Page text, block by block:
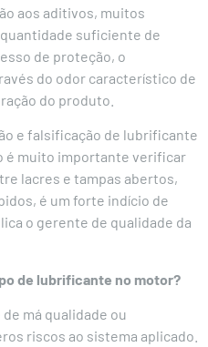
aos aditivos, muitos
suficiente de
de proteção, o
do odor característico de
do produto.
e falsificação de lubrificante
é muito importante verificar
lacres e tampas abertos,
é um forte indício de
o gerente de qualidade da
de lubrificante no motor?
má qualidade ou
riscos ao sistema aplicado.